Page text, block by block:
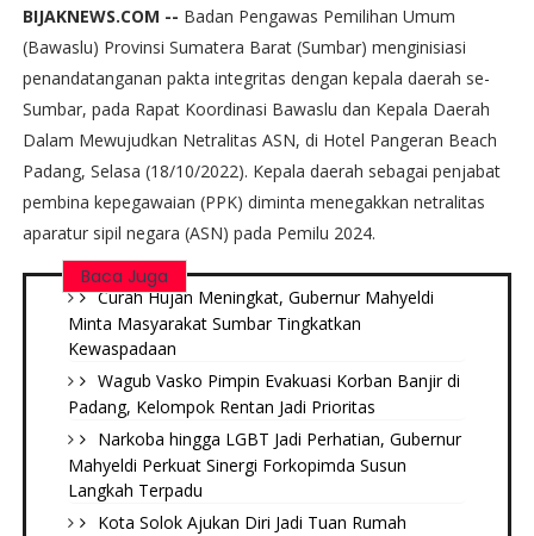
BIJAKNEWS.COM -- Badan Pengawas Pemilihan Umum
(Bawaslu) Provinsi Sumatera Barat (Sumbar) menginisiasi
penandatanganan pakta integritas dengan kepala daerah se-
Sumbar, pada Rapat Koordinasi Bawaslu dan Kepala Daerah
Dalam Mewujudkan Netralitas ASN, di Hotel Pangeran Beach
Padang, Selasa (18/10/2022). Kepala daerah sebagai penjabat
pembina kepegawaian (PPK) diminta menegakkan netralitas
aparatur sipil negara (ASN) pada Pemilu 2024.
Baca Juga
Curah Hujan Meningkat, Gubernur Mahyeldi
Minta Masyarakat Sumbar Tingkatkan
Kewaspadaan
Wagub Vasko Pimpin Evakuasi Korban Banjir di
Padang, Kelompok Rentan Jadi Prioritas
Narkoba hingga LGBT Jadi Perhatian, Gubernur
Mahyeldi Perkuat Sinergi Forkopimda Susun
Langkah Terpadu
Kota Solok Ajukan Diri Jadi Tuan Rumah